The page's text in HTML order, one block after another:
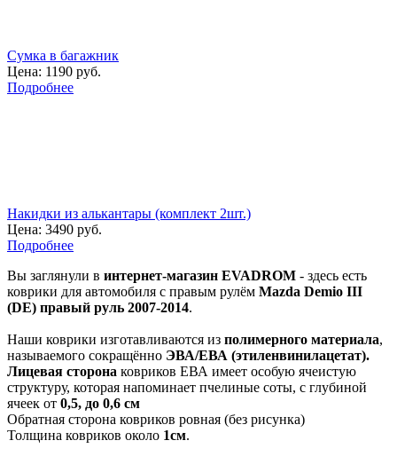
Сумка в багажник
Цена: 1190 руб.
Подробнее
Накидки из алькантары (комплект 2шт.)
Цена: 3490 руб.
Подробнее
Вы заглянули в интернет-магазин EVADROM - здесь есть
коврики для автомобиля с правым рулём Mazda Demio III
(DE) правый руль 2007-2014.
Наши коврики изготавливаются из полимерного материала,
называемого сокращённо ЭВА/ЕВА (этиленвинилацетат).
Лицевая сторона ковриков ЕВА имеет особую ячеистую
структуру, которая напоминает пчелиные соты, с глубиной
ячеек от 0,5, до 0,6 см
Обратная сторона ковриков ровная (без рисунка)
Толщина ковриков около 1см.